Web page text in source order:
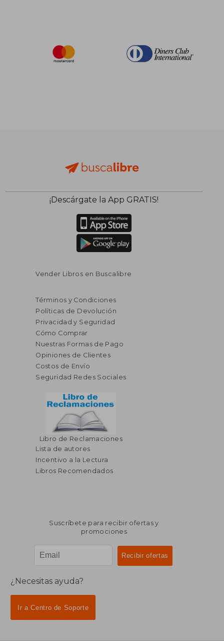
¡Descárgate la App GRATIS!
Vender Libros en Buscalibre
Términos y Condiciones
Políticas de Devolución
Privacidad y Seguridad
Cómo Comprar
Nuestras Formas de Pago
Opiniones de Clientes
Costos de Envío
Seguridad Redes Sociales
Libro de Reclamaciones
Lista de autores
Incentivo a la Lectura
Libros Recomendados
Suscríbete para recibir ofertas y
promociones
¿Necesitas ayuda?
Ir a Centro de Soporte